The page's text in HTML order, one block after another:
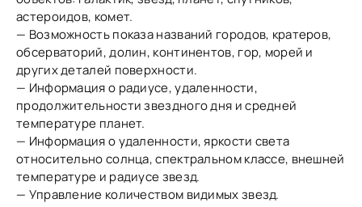
астероидов, комет.
— Возможность показа названий городов, кратеров,
обсерваторий, долин, континентов, гор, морей и
других деталей поверхности.
— Информация о радиусе, удаленности,
продолжительности звездного дня и средней
температуре планет.
— Информация о удаленности, яркости света
относительно солнца, спектральном классе, внешней
температуре и радиусе звезд.
— Управление количеством видимых звезд.